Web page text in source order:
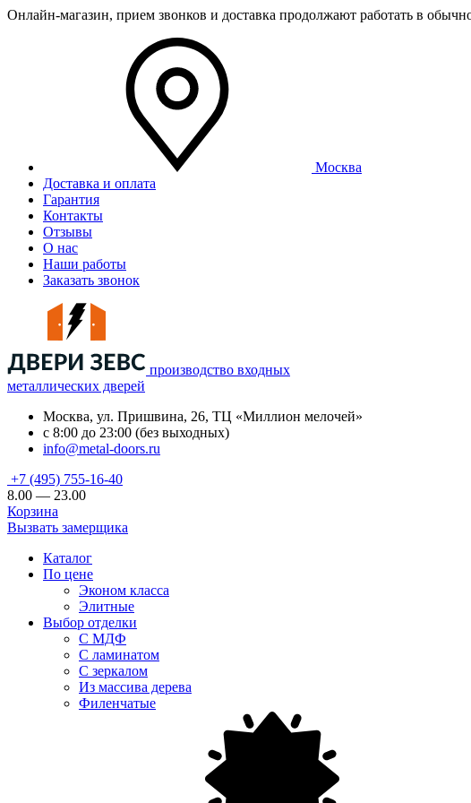
Онлайн-магазин, прием звонков и доставка продолжают работать в
Москва
Доставка и оплата
Гарантия
Контакты
Отзывы
О нас
Наши работы
Заказать звонок
производство входных
металлических дверей
Москва, ул. Пришвина, 26, ТЦ «Миллион мелочей»
с 8:00 до 23:00 (без выходных)
info@metal-doors.ru
+7 (495) 755-16-40
8.00 — 23.00
Корзина
Вызвать замерщика
Каталог
По цене
Эконом класса
Элитные
Выбор отделки
С МДФ
С ламинатом
С зеркалом
Из массива дерева
Филенчатые